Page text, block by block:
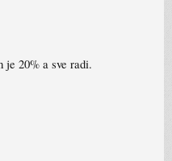
je 20% a sve radi.